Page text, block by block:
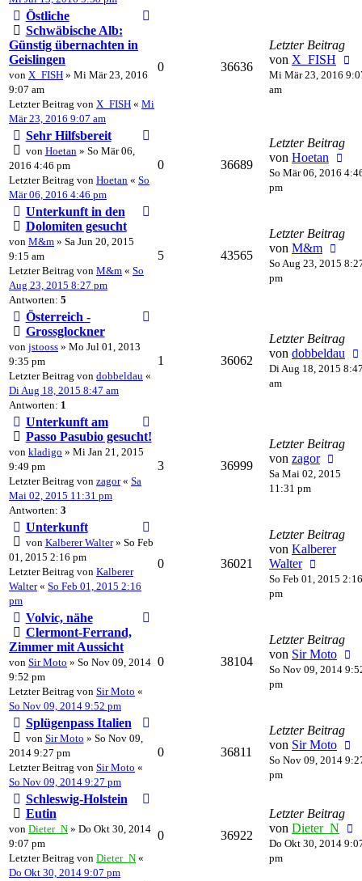
Östliche
Schwäbische Alb:
Günstig übernachten in
Geislingen
von X_FISH » Mi Mär 23, 2016
9:07 am
Letzter Beitrag von X_FISH « Mi
Mär 23, 2016 9:07 am
0 36636
Letzter Beitrag
von X_FISH
Mi Mär 23, 2016
am
Sehr Hilfsbereit
von Hoetan » So Mär 06,
2016 4:46 pm
Letzter Beitrag von Hoetan « So
Mär 06, 2016 4:46 pm
0 36689
Letzter Beitrag
von Hoetan
So Mär 06, 2016
pm
Unterkunft in den
Dolomiten gesucht
von M&m » Sa Jun 20, 2015
9:15 am
Letzter Beitrag von M&m « So
Aug 23, 2015 8:27 pm
Antworten: 5
5 43565
Letzter Beitrag
von M&m
So Aug 23, 2015
pm
Österreich -
Grossglockner
von jstooss » Mo Jul 01, 2013
9:35 pm
Letzter Beitrag von dobbeldau «
Di Aug 18, 2015 8:47 am
Antworten: 1
1 36062
Letzter Beitrag
von dobbeldau
Di Aug 18, 2015
am
Unterkunft am
Passo Pasubio gesucht!
von kladigo » Mi Jan 21, 2015
9:49 pm
Letzter Beitrag von zagor« Sa
Mai 02, 2015 11:31 pm
Antworten: 3
3 36999
Letzter Beitrag
von zagor
Sa Mai 02, 2015
11:31 pm
Unterkunft
von Kalberer Walter» So Feb
01, 2015 2:16 pm
Letzter Beitrag von Kalberer
Walter« So Feb 01, 2015 2:16
pm
0 36021
Letzter Beitrag
von Kalberer
Walter
So Feb 01, 2015 2:16
pm
Volvic, nähe
Clermont-Ferrand,
Zimmer mit Aussicht
von Sir Moto » So Nov 09, 2014
9:52 pm
Letzter Beitrag von Sir Moto «
So Nov 09, 2014 9:52 pm
0 38104
Letzter Beitrag
von Sir Moto
So Nov 09, 2014
pm
Splügenpass Italien
von Sir Moto » So Nov 09,
2014 9:27 pm
Letzter Beitrag von Sir Moto «
So Nov 09, 2014 9:27 pm
0 36811
Letzter Beitrag
von Sir Moto
So Nov 09, 2014
pm
Schleswig-Holstein
Eutin
von Dieter_N » Do Okt 30, 2014
9:07 pm
Letzter Beitrag von Dieter_N «
Do Okt 30, 2014 9:07 pm
0 36922
Letzter Beitrag
von Dieter_N
Do Okt 30, 2014
pm